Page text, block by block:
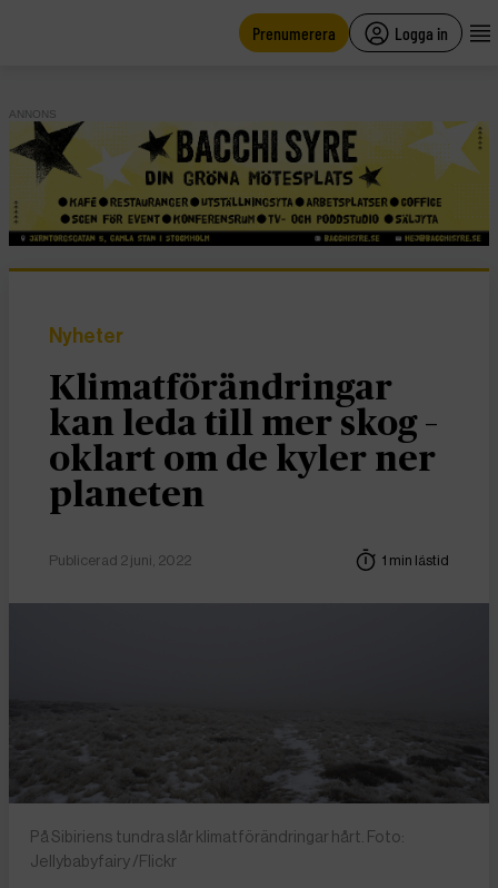
Prenumerera Logga in
ANNONS
Nyheter
Klimatförändringar
kan leda till mer skog –
oklart om de kyler ner
planeten
Publicerad 2 juni, 2022 1 min lästid
På Sibiriens tundra slår klimatförändringar hårt. Foto:
Jellybabyfairy /Flickr